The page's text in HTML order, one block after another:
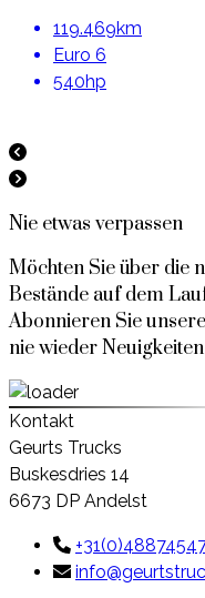
119.469km
Euro 6
540hp
Nie etwas verpassen
Möchten Sie über die
Bestände auf dem
Abonnieren Sie
nie wieder
Kontakt
Geurts Trucks
Buskesdries 14
6673 DP Andelst